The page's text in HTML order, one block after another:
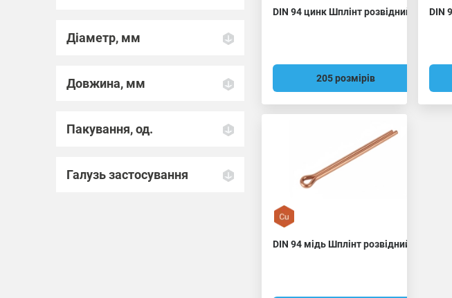
Діаметр, мм
Довжина, мм
Пакування, од.
Галузь застосування
DIN 94 цинк Шплінт розвідний
205 розмірів
DIN
DIN 94 мідь Шплінт розвідний